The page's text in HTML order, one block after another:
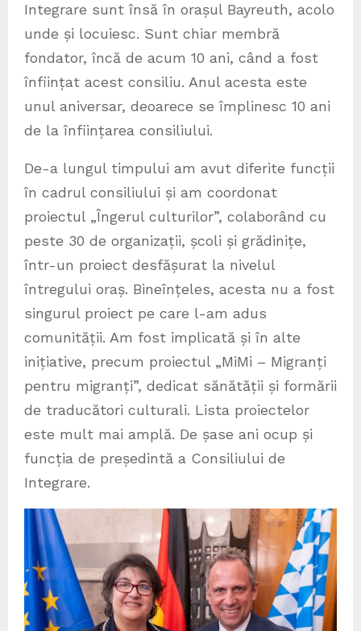
Integrare sunt însă în orașul Bayreuth, acolo
unde și locuiesc. Sunt chiar membră
fondator, încă de acum 10 ani, când a fost
înființat acest consiliu. Anul acesta este
unul aniversar, deoarece se împlinesc 10 ani
de la înființarea consiliului.
De-a lungul timpului am avut diferite funcții
în cadrul consiliului și am coordonat
proiectul „Îngerul culturilor”, colaborând cu
peste 30 de organizații, școli și grădinițe,
într-un proiect desfășurat la nivelul
întregului oraș. Bineînțeles, acesta nu a fost
singurul proiect pe care l-am adus
comunității. Am fost implicată și în alte
inițiative, precum proiectul „MiMi – Migranți
pentru migranți”, dedicat sănătății și formării
de traducători culturali. Lista proiectelor
este mult mai amplă. De șase ani ocup și
funcția de președintă a Consiliului de
Integrare.